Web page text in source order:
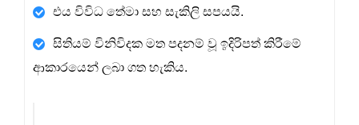
එය විවිධ තේමා සහ සැකිලි සපයයි.
සිතියම් විනිවිදක මත පදනම් වූ ඉදිරිපත් කිරීමේ
ආකාරයෙන් ලබා ගත හැකිය.